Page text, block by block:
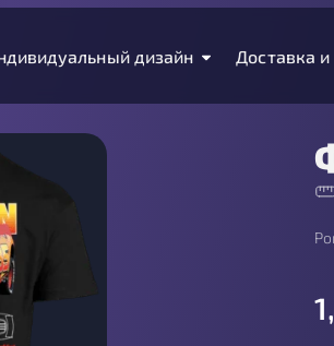
дизайн Доставка и